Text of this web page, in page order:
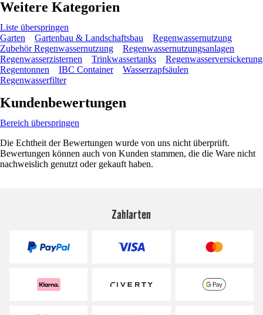
Weitere Kategorien
Liste überspringen
Garten
Gartenbau & Landschaftsbau
Regenwassernutzung
Zubehör Regenwassernutzung
Regenwassernutzungsanlagen
Regenwasserzisternen
Trinkwassertanks
Regenwasserversickerung
Regentonnen
IBC Container
Wasserzapfsäulen
Regenwasserfilter
Kundenbewertungen
Bereich überspringen
Die Echtheit der Bewertungen wurde von uns nicht überprüft.
Bewertungen können auch von Kunden stammen, die die Ware nicht
nachweislich genutzt oder gekauft haben.
Zahlarten